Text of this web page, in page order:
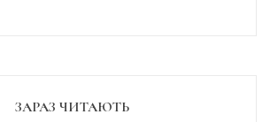
ЗАРАЗ ЧИТАЮТЬ